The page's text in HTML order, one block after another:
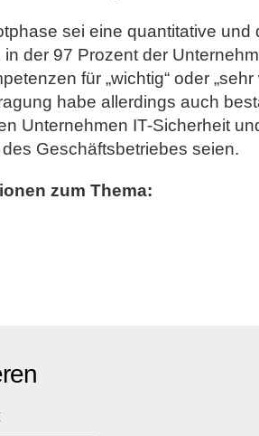
sei eine quantitative und
der 97 Prozent der
für „wichtig“ oder
habe allerdings auch
Unternehmen IT-Sicherheit
Geschäftsbetriebes seien.
zum Thema: